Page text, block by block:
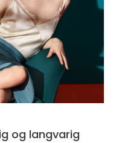
og langvarig